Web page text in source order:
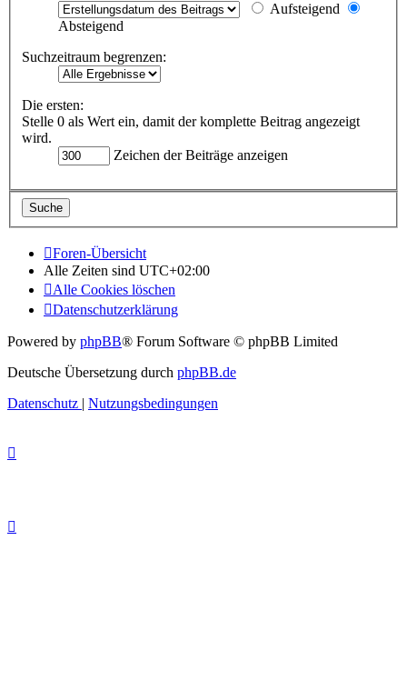
Aufsteigend
Absteigend
Suchzeitraum begrenzen:
Die ersten:
Stelle 0 als Wert ein, damit der komplette Beitrag angezeigt
wird.
Zeichen der Beiträge anzeigen
Foren-Übersicht
Alle Zeiten sind UTC+02:00
Alle Cookies löschen
Datenschutzerklärung
Powered by phpBB® Forum Software © phpBB Limited
Deutsche Übersetzung durch phpBB.de
Datenschutz | Nutzungsbedingungen